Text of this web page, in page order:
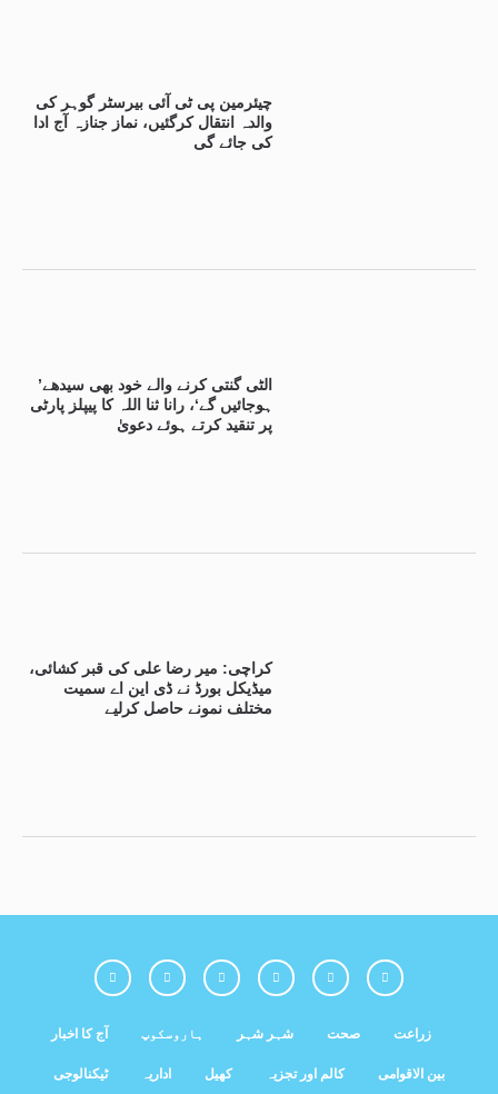
چیئرمین پی ٹی آئی بیرسٹر گوہر کی
والدہ انتقال کرگئیں، نماز جنازہ آج ادا
کی جائے گی
’الٹی گنتی کرنے والے خود بھی سیدھے
ہوجائیں گے‘، رانا ثنا اللہ کا پیپلز پارٹی
پر تنقید کرتے ہوئے دعویٰ
کراچی: میر رضا علی کی قبر کشائی،
میڈیکل بورڈ نے ڈی این اے سمیت
مختلف نمونے حاصل کرلیے
آج کا اخبار ہاروسکوپ شہر شہر صحت زراعت
ٹیکنالوجی اداریہ کھیل کالم اور تجزیہ بین الاقوامی